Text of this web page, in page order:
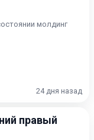
молдинг
24 дня назад
правый